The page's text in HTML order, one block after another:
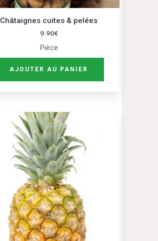
Châtaignes cuites & pelées
9.90€
Pièce
AJOUTER AU PANIER